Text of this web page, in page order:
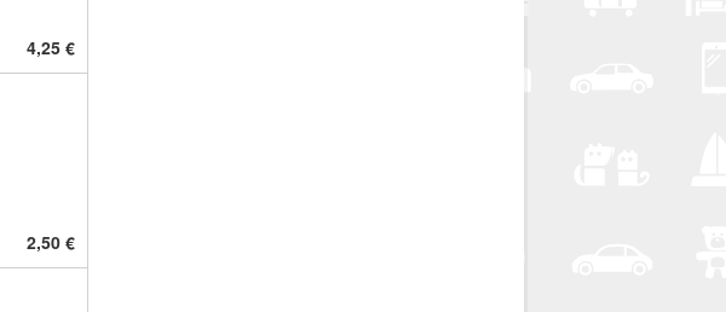
4,25 €
2,50 €